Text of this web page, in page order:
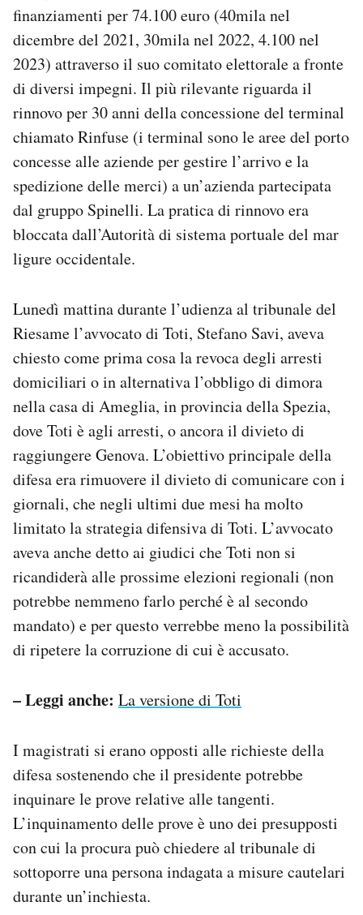
finanziamenti per 74.100 euro (40mila nel
dicembre del 2021, 30mila nel 2022, 4.100 nel
2023) attraverso il suo comitato elettorale a fronte
di diversi impegni. Il più rilevante riguarda il
rinnovo per 30 anni della concessione del terminal
chiamato Rinfuse (i terminal sono le aree del porto
concesse alle aziende per gestire l’arrivo e la
spedizione delle merci) a un’azienda partecipata
dal gruppo Spinelli. La pratica di rinnovo era
bloccata dall’Autorità di sistema portuale del mar
ligure occidentale.
Lunedì mattina durante l’udienza al tribunale del
Riesame l’avvocato di Toti, Stefano Savi, aveva
chiesto come prima cosa la revoca degli arresti
domiciliari o in alternativa l’obbligo di dimora
nella casa di Ameglia, in provincia della Spezia,
dove Toti è agli arresti, o ancora il divieto di
raggiungere Genova. L’obiettivo principale della
difesa era rimuovere il divieto di comunicare con i
giornali, che negli ultimi due mesi ha molto
limitato la strategia difensiva di Toti. L’avvocato
aveva anche detto ai giudici che Toti non si
ricandiderà alle prossime elezioni regionali (non
potrebbe nemmeno farlo perché è al secondo
mandato) e per questo verrebbe meno la possibilità
di ripetere la corruzione di cui è accusato.
– Leggi anche: La versione di Toti
I magistrati si erano opposti alle richieste della
difesa sostenendo che il presidente potrebbe
inquinare le prove relative alle tangenti.
L’inquinamento delle prove è uno dei presupposti
con cui la procura può chiedere al tribunale di
sottoporre una persona indagata a misure cautelari
durante un’inchiesta.